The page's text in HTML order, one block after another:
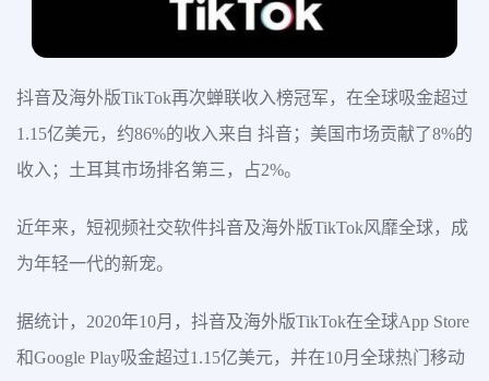
抖音及海外版TikTok再次蝉联收入榜冠军，在全球吸金超过
1.15亿美元，约86%的收入来自 抖音；美国市场贡献了8%的
收入；土耳其市场排名第三，占2%。
近年来，短视频社交软件抖音及海外版TikTok风靡全球，成
为年轻一代的新宠。
据统计，2020年10月，抖音及海外版TikTok在全球App Store
和Google Play吸金超过1.15亿美元，并在10月全球热门移动